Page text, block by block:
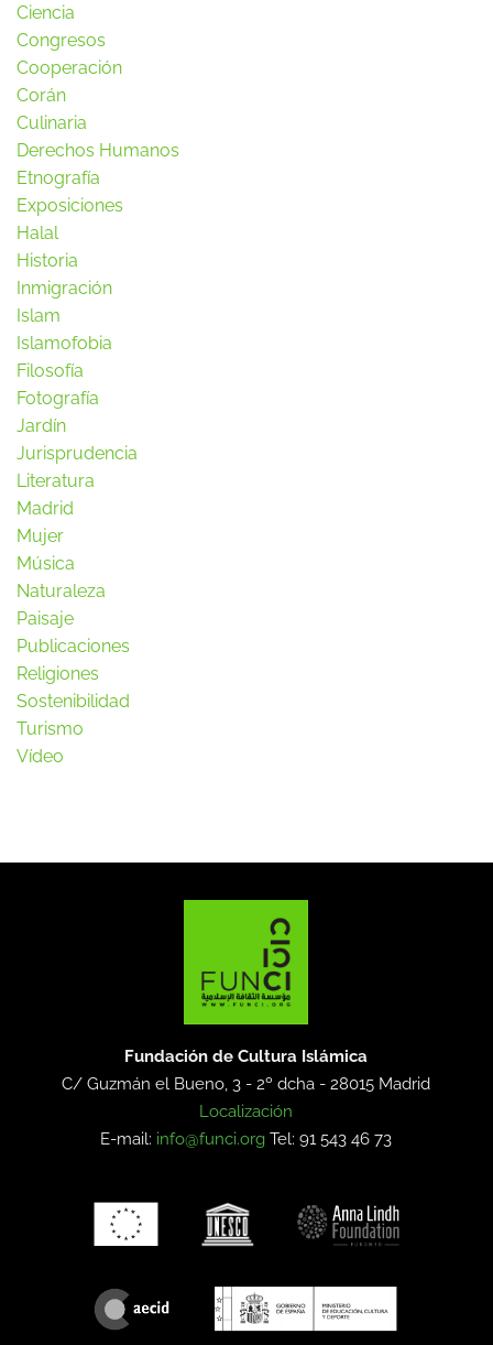
Ciencia
Congresos
Cooperación
Corán
Culinaria
Derechos Humanos
Etnografía
Exposiciones
Halal
Historia
Inmigración
Islam
Islamofobia
Filosofía
Fotografía
Jardín
Jurisprudencia
Literatura
Madrid
Mujer
Música
Naturaleza
Paisaje
Publicaciones
Religiones
Sostenibilidad
Turismo
Vídeo
Fundación de Cultura Islámica
C/ Guzmán el Bueno, 3 - 2º dcha -28015 Madrid
Localización
E-mail: info@funci.org Tel: 91 543 46 73